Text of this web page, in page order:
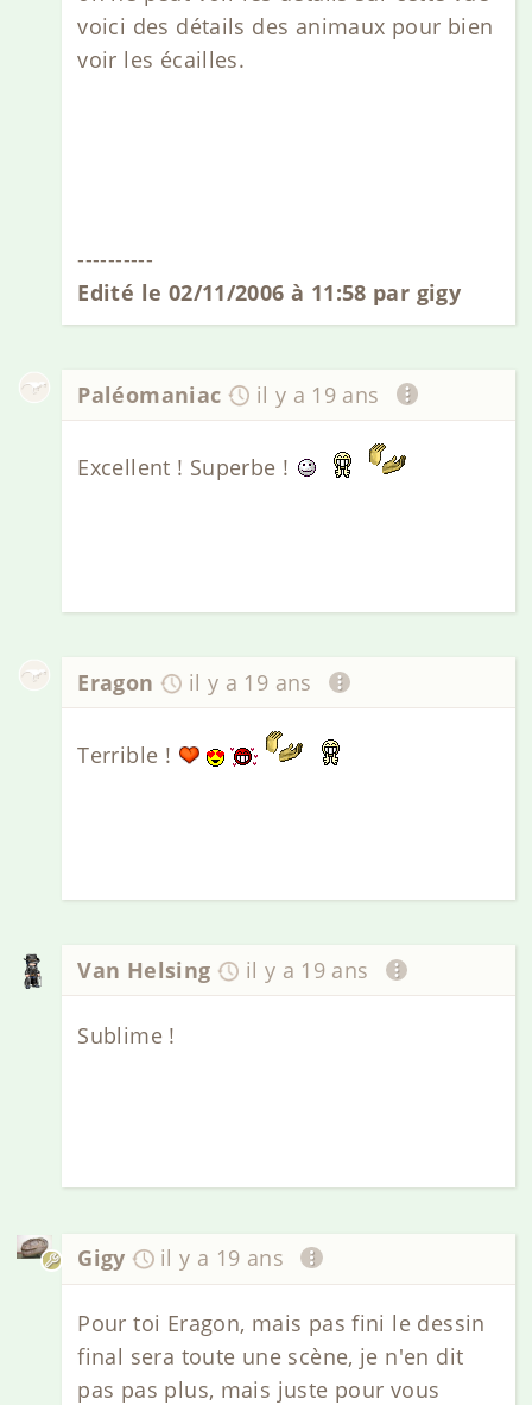
voici des détails des animaux pour bien
voir les écailles.
----------
Edité le 02/11/2006 à 11:58 par gigy
Paléomaniac il y a 19 ans
Excellent ! Superbe !
Eragon il y a 19 ans
Terrible !
Van Helsing il y a 19 ans
Sublime !
Gigy il y a 19 ans
Pour toi Eragon, mais pas fini le dessin
final sera toute une scène, je n'en dit
pas pas plus, mais juste pour vous